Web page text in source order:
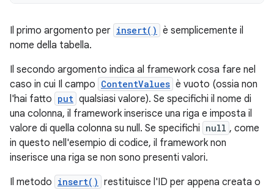
Il primo argomento per insert() è semplicemente il
nome della tabella.
Il secondo argomento indica al framework cosa fare nel
caso in cui Il campo ContentValues è vuoto (ossia non
l'hai fatto put qualsiasi valore). Se specifichi il nome di
una colonna, il framework inserisce una riga e imposta il
valore di quella colonna su null. Se specifichi null , come
in questo nell'esempio di codice, il framework non
inserisce una riga se non sono presenti valori.
Il metodo insert() restituisce l'ID per appena creata o